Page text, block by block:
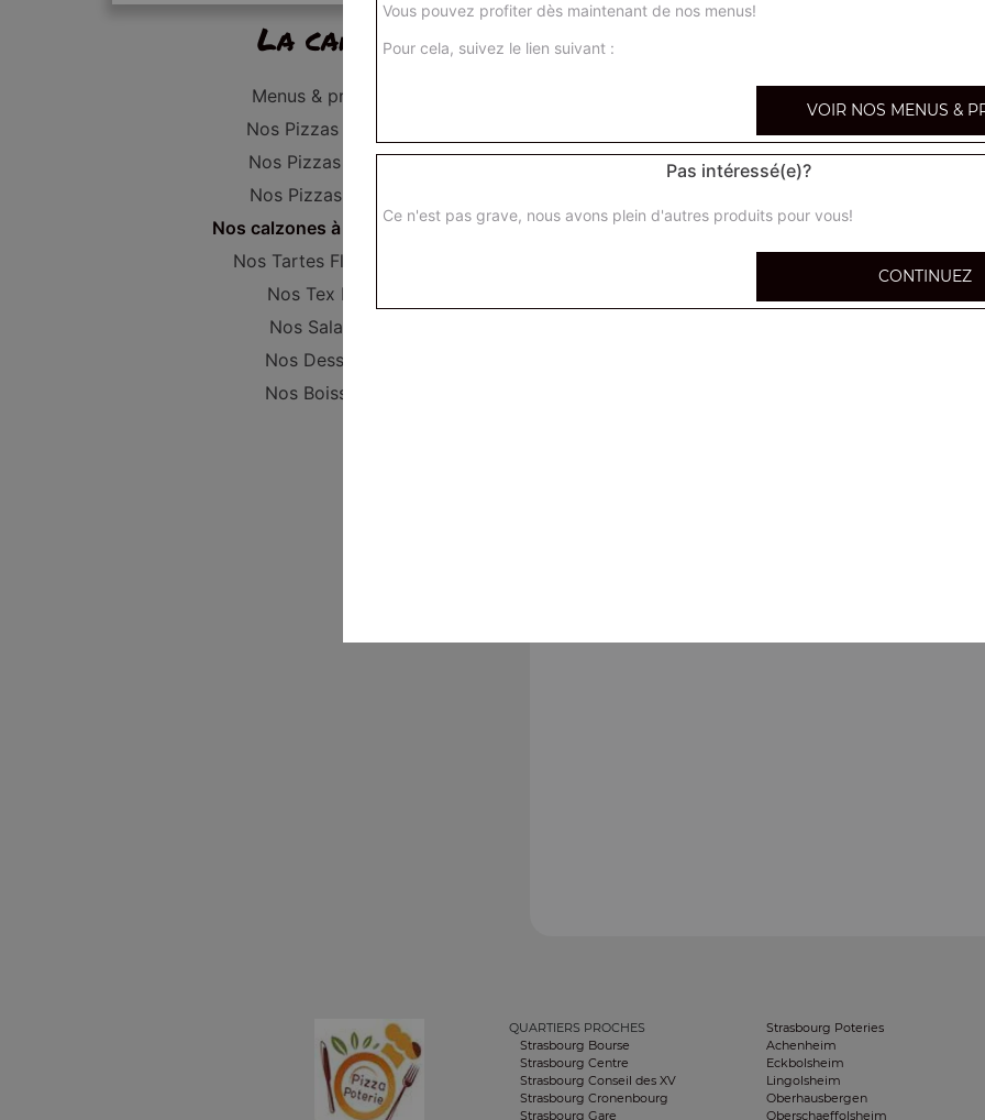
La carte
Menus & promos
Nos Pizzas Junior
Nos Pizzas Super
Nos Pizzas Méga
Nos calzones à composer
Nos Tartes Flambées
Nos Tex Mex
Nos Salades
Nos Desserts
Nos Boissons
Nos
QUARTIERS PROCHES
Strasbourg Bourse
Strasbourg Centre
Strasbourg Conseil des XV
Strasbourg Cronenbourg
Strasbourg Gare
Strasbourg Poteries
Achenheim
Eckbolsheim
Lingolsheim
Oberhausbergen
Oberschaeffolsheim
Vous pouvez profiter dès maintenant de nos menus!
Pour cela, suivez le lien suivant :
VOIR NOS MENUS &
Pas intéressé(e)?
Ce n'est pas grave, nous avons plein d'autres produits pour vous!
CONTINUEZ